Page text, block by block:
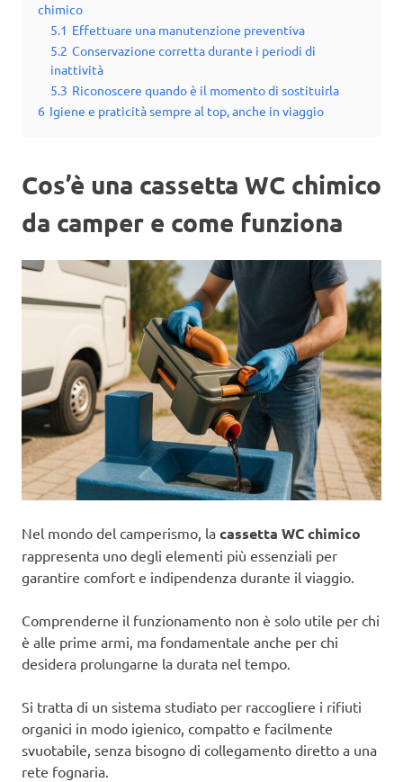
chimico
5.1 Effettuare una manutenzione preventiva
5.2 Conservazione corretta durante i periodi di
inattività
5.3 Riconoscere quando è il momento di sostituirla
6 Igiene e praticità sempre al top, anche in viaggio
Cos’è una cassetta WC chimico
da camper e come funziona
Nel mondo del camperismo, la cassetta WC chimico
rappresenta uno degli elementi più essenziali per
garantire comfort e indipendenza durante il viaggio.
Comprenderne il funzionamento non è solo utile per chi
è alle prime armi, ma fondamentale anche per chi
desidera prolungarne la durata nel tempo.
Si tratta di un sistema studiato per raccogliere i rifiuti
organici in modo igienico, compatto e facilmente
svuotabile, senza bisogno di collegamento diretto a una
rete fognaria.